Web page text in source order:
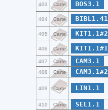
403 Carte BOS3.1
404 Carte BIBL1.41
405 Carte KIT1.1#2
406 Carte KIT1.1#1
407 Carte CAM3.1
408 Carte CAM3.1#2
409 Carte LIN1.1
410 Carte SEL1.1